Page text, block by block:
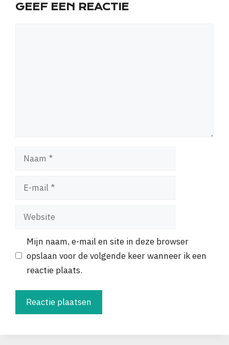
GEEF EEN REACTIE
Naam
Website
Mijn naam, e-mail en site in deze browser
opslaan voor de volgende keer wanneer ik een
reactie plaats.